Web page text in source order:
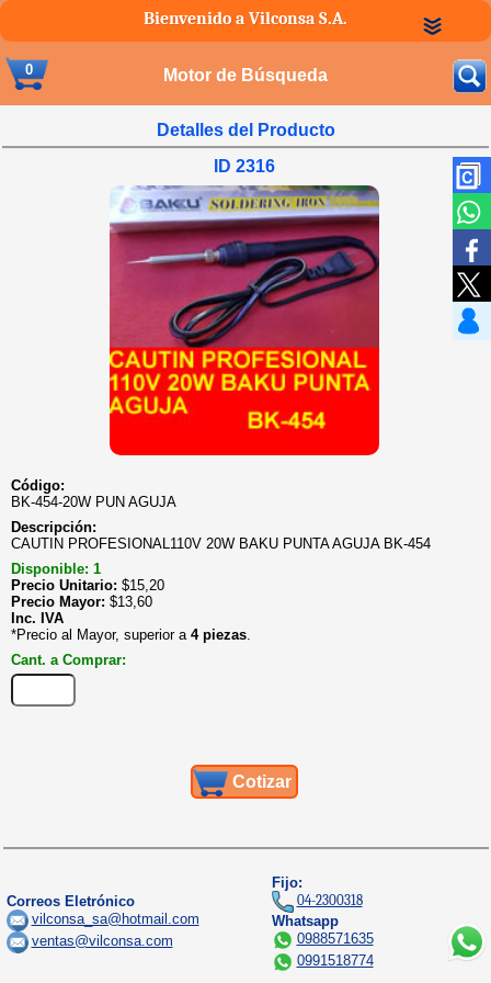
Bienvenido a Vilconsa S.A.
0 Motor de Búsqueda
Detalles del Producto
ID 2316
Código:
BK-454-20W PUN AGUJA
Descripción:
CAUTIN PROFESIONAL110V 20W BAKU PUNTA AGUJA BK-454
Disponible: 1
Precio Unitario: $15,20
Precio Mayor: $13,60
Inc. IVA
*Precio al Mayor, superior a 4 piezas
Cant. a Comprar:
Cotizar
Correos Eletrónico
vilconsa_sa@hotmail.com
ventas@vilconsa.com
Fijo:
04-2300318
Whatsapp
0988571635
0991518774